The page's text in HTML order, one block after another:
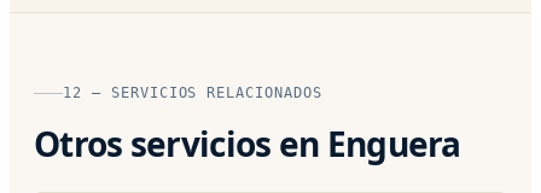
12 — SERVICIOS RELACIONADOS
Otros servicios en Enguera